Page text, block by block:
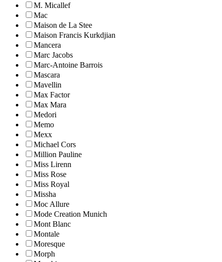
M. Micallef
Mac
Maison de La Stee
Maison Francis Kurkdjian
Mancera
Marc Jacobs
Marc-Antoine Barrois
Mascara
Mavellin
Max Factor
Max Mara
Medori
Memo
Mexx
Michael Cors
Million Pauline
Miss Lirenn
Miss Rose
Miss Royal
Missha
Moc Allure
Mode Creation Munich
Mont Blanc
Montale
Moresque
Morph